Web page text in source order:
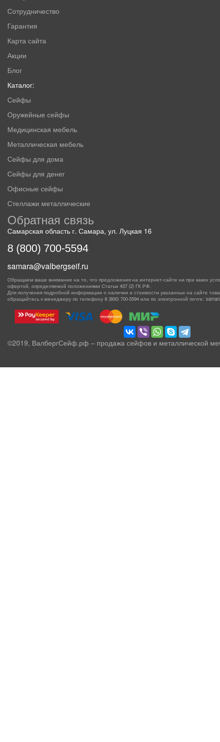
Сотрудничество
Гарантия
Карта сайта
Акции
Блог
Каталог:
Сейфы
Оружейные сейфы
Медицинская мебель
Металлическая мебель
Сейфы для дома
Сейфы для денег
Офисные сейфы
Стеллажи металлические
Обратная связь
Самарская область г. Самара, ул. Луцкая 16
8 (800) 700-5594
samara@valbergseif.ru
Обращаем ваше внимание на то, что предложения на интернет-сайте ни при каких
офертой, определяемой положениями Статьи 437 (2) ГК РФ.
Для получения подробной информации о наличии и стоимости указанных на сайте
обращайтесь к менеджеру по телефону 8 (800) 700-5594 или по электронной почте:
©2019, ВалбергСейф.рф – продажа сейфов и металлической